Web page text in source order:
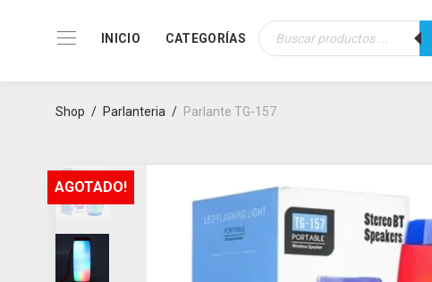
INICIO CATEGORÍAS
Búsqueda
de
Shop / Parlanteria / Parlante TG-157
AGOTADO!